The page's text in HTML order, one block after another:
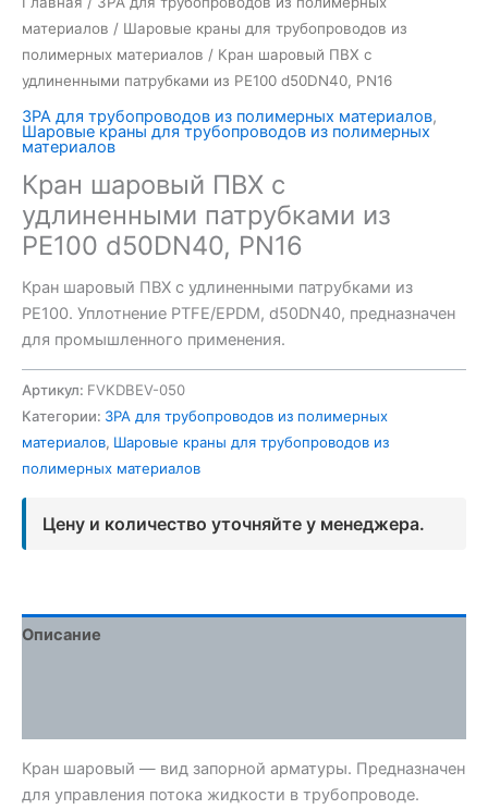
материалов / Шаровые краны для трубопроводов из
полимерных материалов / Кран шаровый ПВХ с
удлиненными патрубками из PE100 d50DN40, PN16
ЗРА для трубопроводов из полимерных материалов,
Шаровые краны для трубопроводов из полимерных
материалов
Кран шаровый ПВХ с
удлиненными патрубками из
PE100 d50DN40, PN16
Кран шаровый ПВХ с удлиненными патрубками из
PE100. Уплотнение PTFE/EPDM, d50DN40, предназначен
для промышленного применения.
Артикул: FVKDBEV-050
Категории: ЗРА для трубопроводов из полимерных
материалов, Шаровые краны для трубопроводов из
полимерных материалов
Цену и количество уточняйте у менеджера.
Описание
Кран шаровый — вид запорной арматуры. Предназначен
для управления потока жидкости в трубопроводе.